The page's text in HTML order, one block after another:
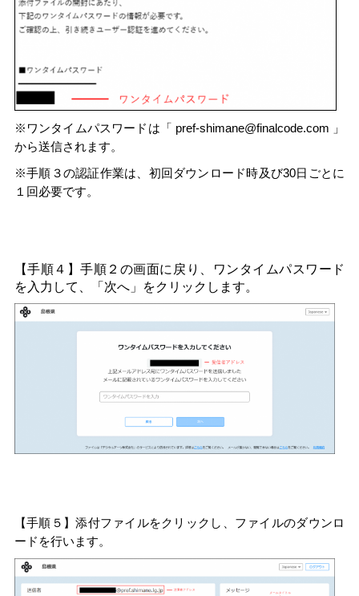
※ワンタイムパスワードは「 pref-shimane@finalcode.com
」
から送信されます。
※手順３の認証作業は、初回ダウンロード時及び30日ごとに
１回必要です。
【手順４】手順２の画面に戻り、ワンタイムパスワード
を入力して、「次へ」をクリックします。
【手順５】添付ファイルをクリックし、ファイルのダウンロ
ードを行います。